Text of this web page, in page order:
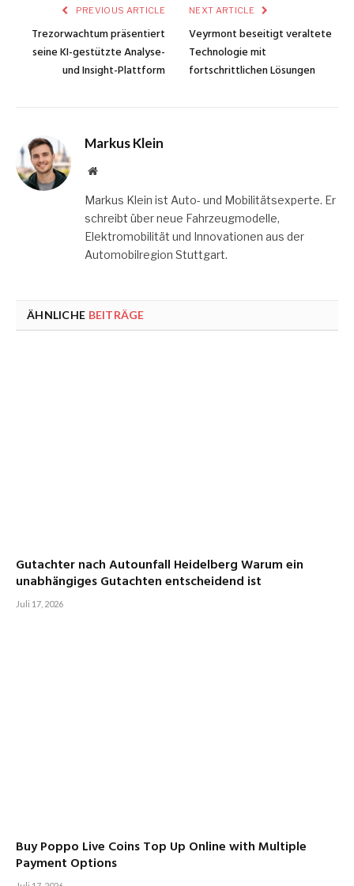
PREVIOUS ARTICLE
Trezorwachtum präsentiert
seine KI-gestützte Analyse-
und Insight-Plattform
NEXT ARTICLE
Veyrmont beseitigt veraltete
Technologie mit
fortschrittlichen Lösungen
Markus Klein
Website
Markus Klein ist Auto- und Mobilitätsexperte. Er
schreibt über neue Fahrzeugmodelle,
Elektromobilität und Innovationen aus der
Automobilregion Stuttgart.
ÄHNLICHE BEITRÄGE
Gutachter nach Autounfall Heidelberg Warum ein
unabhängiges Gutachten entscheidend ist
Juli 17, 2026
Buy Poppo Live Coins Top Up Online with Multiple
Payment Options